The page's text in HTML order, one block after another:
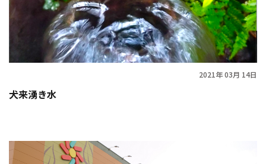
2021年 03月 14日
犬来湧き水